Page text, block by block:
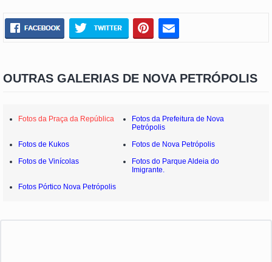
OUTRAS GALERIAS DE NOVA PETRÓPOLIS
Fotos da Praça da República
Fotos da Prefeitura de Nova
Petrópolis
Fotos de Kukos
Fotos de Nova Petrópolis
Fotos de Vinícolas
Fotos do Parque Aldeia do
Imigrante.
Fotos Pórtico Nova Petrópolis